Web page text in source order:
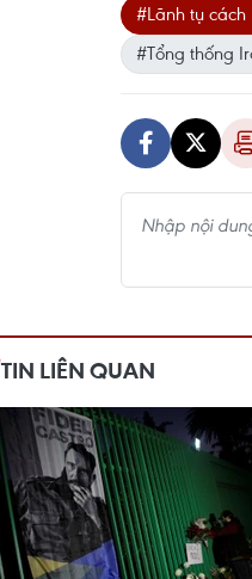
#Lãnh tụ
#Tổng thống
TIN LIÊN QUAN